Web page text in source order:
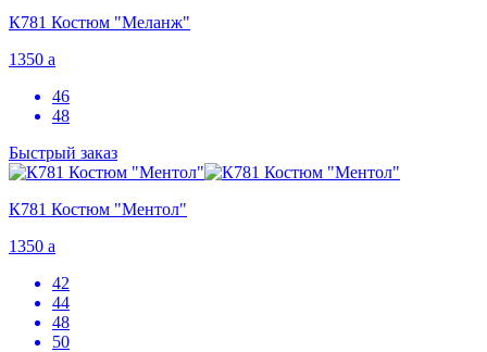
К781 Костюм "Меланж"
1350 a
46
48
Быстрый заказ
К781 Костюм "Ментол"
1350 a
42
44
48
50